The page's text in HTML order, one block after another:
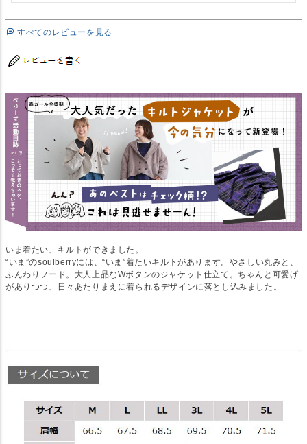
すべてのレビューを見る
いま着たい、キルトができました。
“いま”のsoulberryには、“いま”着たいキルトがあります。やさしい丸みと、
ふんわりフード。大人上品なWボタンのジャケット仕立て。ちゃんと可愛げ
がありつつ、日々あたりまえに着られるデザインに落とし込みました。